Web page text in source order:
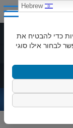
כדי להבטיח את
לבחור אילו סוגי
Hebrew